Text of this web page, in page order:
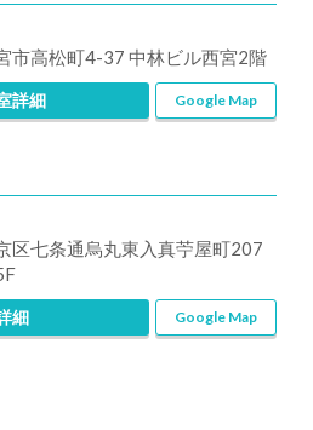
市高松町4-37 中林ビル西宮2階
詳細 Google Map
七条通烏丸東入真苧屋町207
細 Google Map